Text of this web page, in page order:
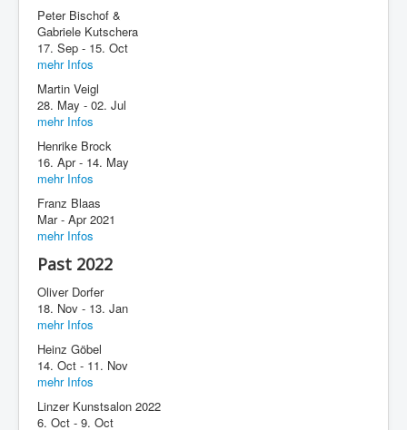
Peter Bischof &
Gabriele Kutschera
17. Sep - 15. Oct
mehr Infos
Martin Veigl
28. May - 02. Jul
mehr Infos
Henrike Brock
16. Apr - 14. May
mehr Infos
Franz Blaas
Mar - Apr 2021
mehr Infos
Past 2022
Oliver Dorfer
18. Nov - 13. Jan
mehr Infos
Heinz Göbel
14. Oct - 11. Nov
mehr Infos
Linzer Kunstsalon 2022
6. Oct - 9. Oct